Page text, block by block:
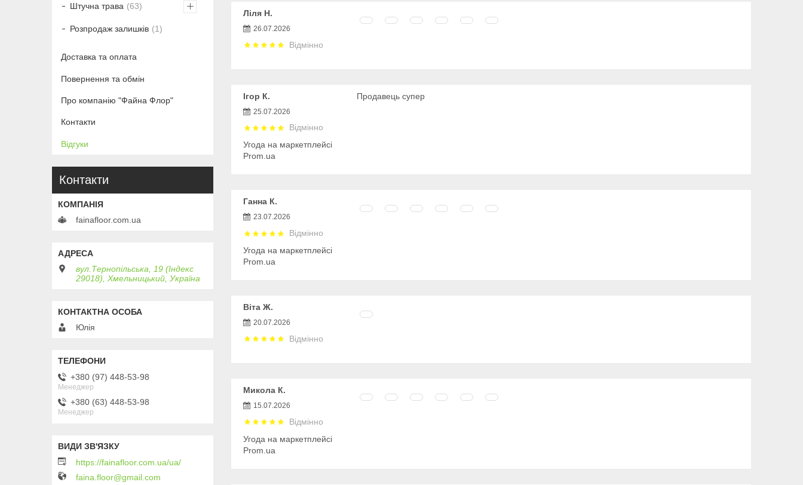
Ліля Н.
26.07.2026
Відмінно
Ігор К.
25.07.2026
Відмінно
Угода на маркетплейсі
Prom.ua
Продавець супер
Ганна К.
23.07.2026
Відмінно
Угода на маркетплейсі
Prom.ua
Віта Ж.
20.07.2026
Відмінно
Микола К.
15.07.2026
Відмінно
Угода на маркетплейсі
Prom.ua
Штучна трава 63
Розпродаж залишків 1
Доставка та оплата
Повернення та обмін
Про компанію "Файна Флор"
Контакти
Відгуки
Контакти
fainafloor.com.ua
вул.Тернопільська, 19 (Індекс
29018), Хмельницький, Україна
Юлія
+380 (97) 448-53-98
Менеджер
+380 (63) 448-53-98
Менеджер
https://fainafloor.com.ua/ua/
faina.floor@gmail.com